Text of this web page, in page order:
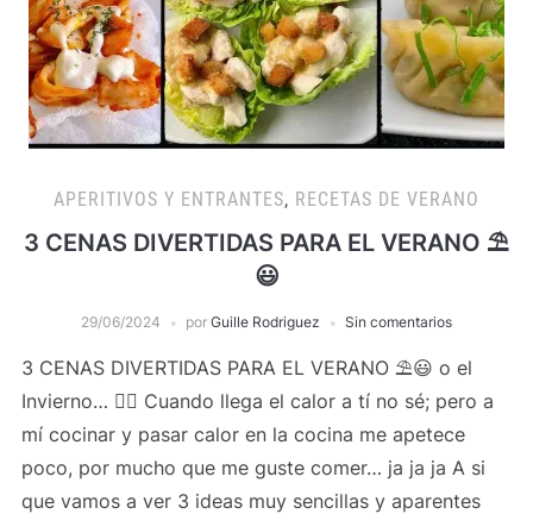
APERITIVOS Y ENTRANTES, RECETAS DE VERANO
3 CENAS DIVERTIDAS PARA EL VERANO ⛱️
😃
29/06/2024 por Guille Rodriguez Sin comentarios
3 CENAS DIVERTIDAS PARA EL VERANO ⛱️😃 o el
Invierno… 👍🏻 Cuando llega el calor a tí no sé; pero a
mí cocinar y pasar calor en la cocina me apetece
poco, por mucho que me guste comer… ja ja ja A si
que vamos a ver 3 ideas muy sencillas y aparentes